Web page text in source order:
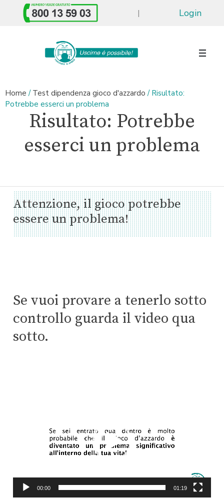
| Login
Home / Test dipendenza gioco d'azzardo / Risultato:
Potrebbe esserci un problema
Risultato: Potrebbe
esserci un problema
Attenzione, il gioco potrebbe
essere un problema!
Se vuoi provare a tenerlo sotto
controllo guarda il video qua
sotto.
00:00 01:19